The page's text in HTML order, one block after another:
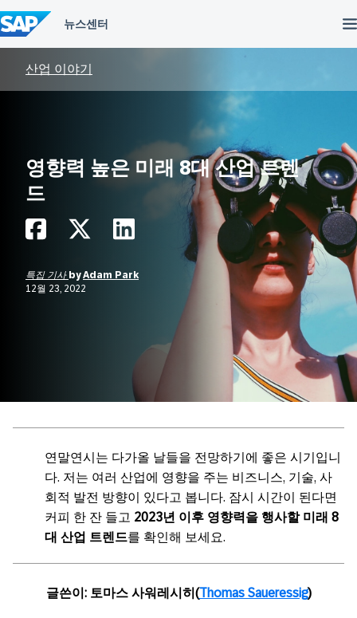
텐
츠
건
산업 이야기
영향력 높은 미래 8대 산업 트렌
드
특집 기사 byAdam Park
12월 23, 2022
연말연시는 다가올 날들을 전망하기에 좋은 시기입니
다. 저는 여러 산업에 영향을 주는 비즈니스, 기술, 사
회적 발전 방향이 있다고 봅니다. 잠시 시간이 된다면
커피 한 잔 들고 2023년 이후 영향력을 행사할 미래 8
대 산업 트렌드를 확인해 보세요.
글쓴이: 토마스 사워레시히(Thomas Saueressig)